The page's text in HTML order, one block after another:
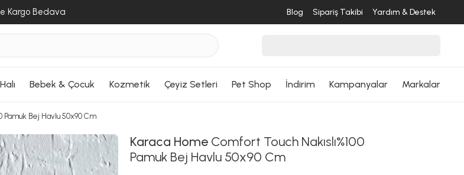
Kargo Bedava Blog Sipariş Takibi Yardım & Destek
Halı Bebek & Çocuk Kozmetik Çeyiz Setleri Pet Shop İndirim Kampanyalar Markalar
Pamuk Bej Havlu 50x90 Cm
Karaca Home Comfort Touch Nakıslı%100
Pamuk Bej Havlu 50x90 Cm